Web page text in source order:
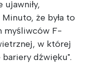
że była to
myśliwców F-
w której
bariery dźwięku".